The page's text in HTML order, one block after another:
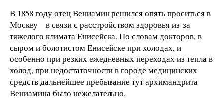
В 1858 году отец Вениамин решился опять проситься в
Москву – в связи с расстройством здоровья из-за
тяжелого климата Енисейска. По словам докторов, в
сыром и болотистом Енисейске при холодах, и
особенно при резких ежедневных переходах из тепла в
холод, при недостаточности в городе медицинских
средств дальнейшее пребывание тут архимандрита
Вениамина было нежелательно.